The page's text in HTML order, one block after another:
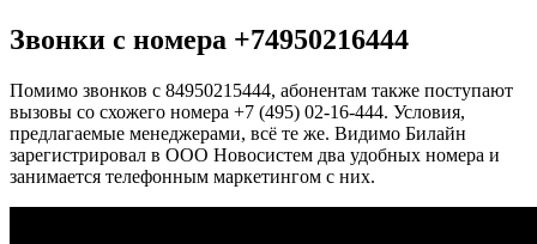
Звонки с номера +74950216444
Помимо звонков с 84950215444, абонентам также поступают
вызовы со схожего номера +7 (495) 02-16-444. Условия,
предлагаемые менеджерами, всё те же. Видимо Билайн
зарегистрировал в ООО Новосистем два удобных номера и
занимается телефонным маркетингом с них.